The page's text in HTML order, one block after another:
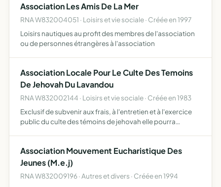
Association Les Amis De La Mer
RNA W832004051 · Loisirs et vie sociale · Créée en 1997
Loisirs nautiques au profit des membres de l'association
ou de personnes étrangères à l'association
Association Locale Pour Le Culte Des Temoins
De Jehovah Du Lavandou
RNA W832002144 · Loisirs et vie sociale · Créée en 1983
Exclusif de subvenir aux frais, à l'entretien et à l'exercice
public du culte des témoins de jehovah elle pourra
Association Mouvement Eucharistique Des
Jeunes (M.e.j)
RNA W832009196 · Autres et divers · Créée en 1994